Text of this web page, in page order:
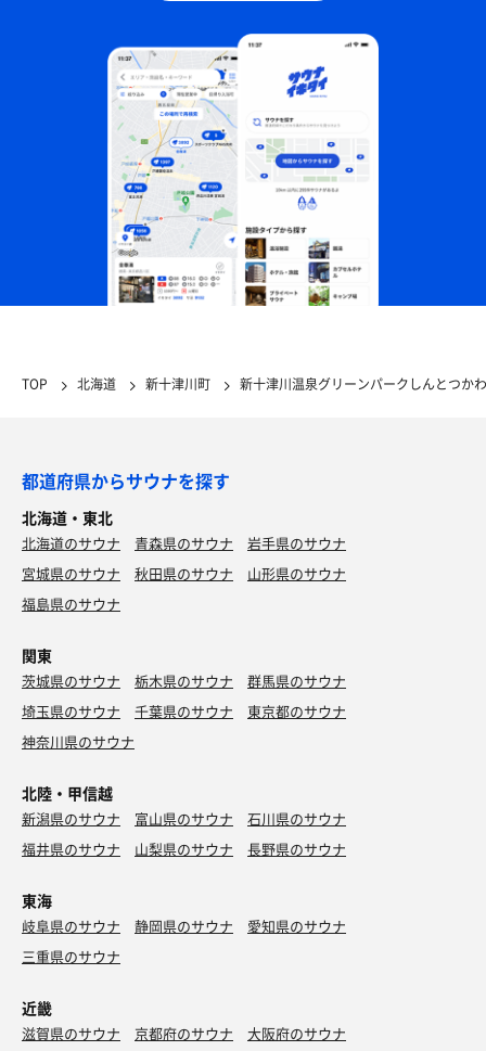
TOP 北海道 新十津川町 新十津川温泉グリーンパークしんとつかわ
都道府県からサウナを探す
北海道・東北
北海道のサウナ 青森県のサウナ
岩手県のサウナ
宮城県のサウナ
秋田県のサウナ
山形県のサウナ
福島県のサウナ
関東
茨城県のサウナ 栃木県のサウナ
群馬県のサウナ
埼玉県のサウナ
千葉県のサウナ
東京都のサウナ
神奈川県のサウナ
北陸・甲信越
新潟県のサウナ 富山県のサウナ
石川県のサウナ
福井県のサウナ
山梨県のサウナ 長野県のサウナ
東海
岐阜県のサウナ 静岡県のサウナ
愛知県のサウナ
三重県のサウナ
近畿
滋賀県のサウナ 京都府のサウナ
大阪府のサウナ